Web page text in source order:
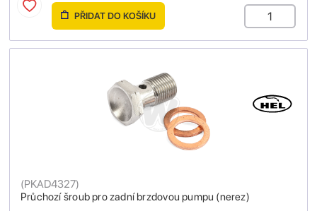
PŘIDAT DO KOŠÍKU
Průchozí šroub pro zadní brzdovou pumpu (nerez)
(PKAD4327)